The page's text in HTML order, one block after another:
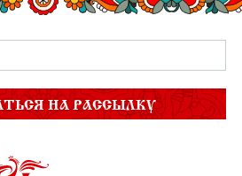
НА РАССЫЛКУ